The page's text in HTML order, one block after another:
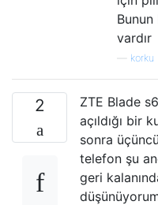
vardır
korku
2
ZTE Blade
açıldığı bir
sonra
telefon şu
geri